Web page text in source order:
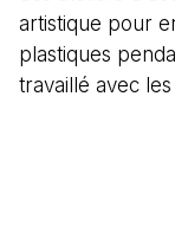
artistique pour
plastiques
travaillé avec